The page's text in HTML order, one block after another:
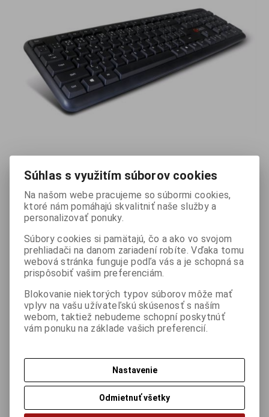
EAN: 8594125006259 Výrobca:C-tech
Klávesnica C-TECH KB-102, drátová klávesnica USB, CZ/SK
4,92 € (Cena bez DPH4 €


ks Kúpiť
Porovnať Pridať k obľúbeným Tlač
Súhlas s využitím súborov cookies
Na našom webe pracujeme so súbormi cookies,
ktoré nám pomáhajú skvalitniť naše služby a
personalizovať ponuky.
Súbory cookies si pamätajú, čo a ako vo svojom
prehliadači na danom zariadení robíte. Vďaka tomu
webová stránka funguje podľa vás a je schopná sa
prispôsobiť vašim preferenciám.
Blokovanie niektorých typov súborov môže mať
vplyv na vašu užívateľskú skúsenosť s naším
webom, taktiež nebudeme schopní poskytnúť
vám ponuku na základe vašich preferencií.
Nastavenie
Odmietnuť všetky